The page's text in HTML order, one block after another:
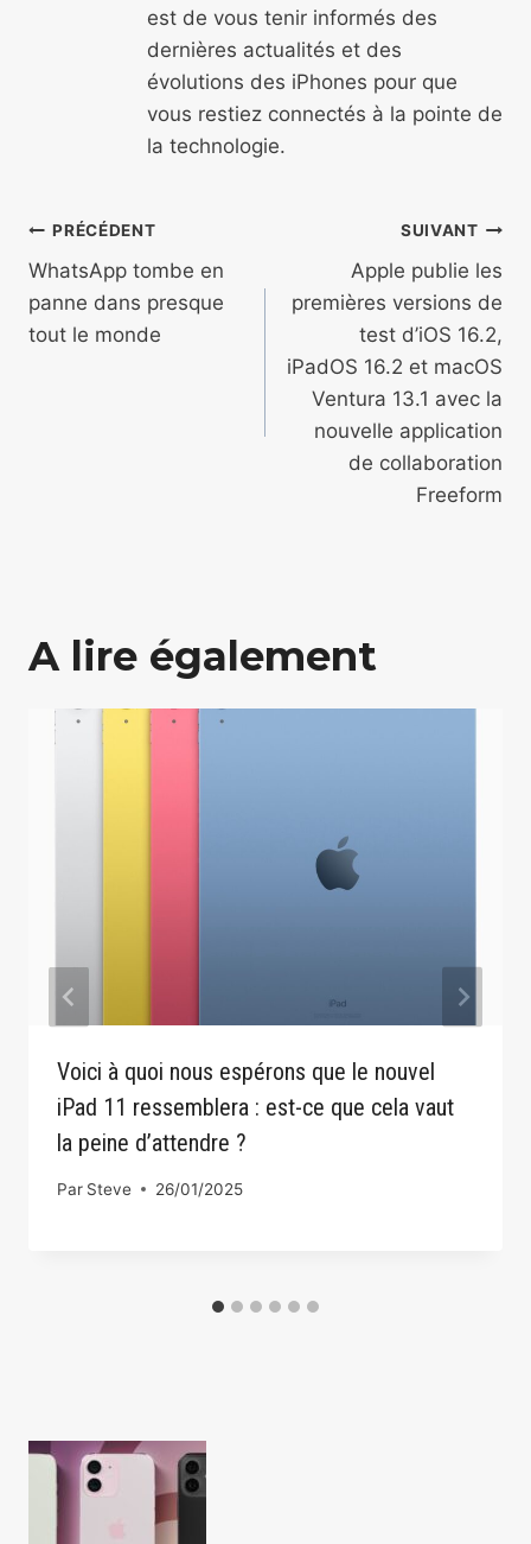
est de vous tenir informés des
dernières actualités et des
évolutions des iPhones pour que
vous restiez connectés à la pointe de
la technologie.
Navigation
de
l’article
PRÉCÉDENT
WhatsApp tombe en
panne dans presque
tout le monde
SUIVANT
Apple publie les
premières versions de
test d’iOS 16.2,
iPadOS 16.2 et macOS
Ventura 13.1 avec la
nouvelle application
de collaboration
Freeform
A lire également
Voici à quoi nous espérons que le nouvel
iPad 11 ressemblera : est-ce que cela vaut
la peine d’attendre ?
Par Steve 26/01/2025